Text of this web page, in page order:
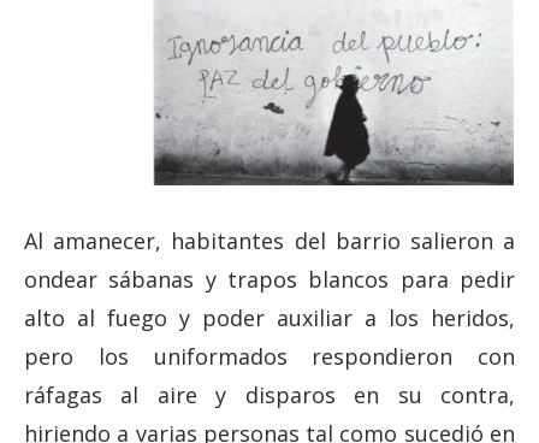
Al amanecer, habitantes del barrio salieron a
ondear sábanas y trapos blancos para pedir
alto al fuego y poder auxiliar a los heridos,
pero los uniformados respondieron con
ráfagas al aire y disparos en su contra,
hiriendo a varias personas tal como sucedió en